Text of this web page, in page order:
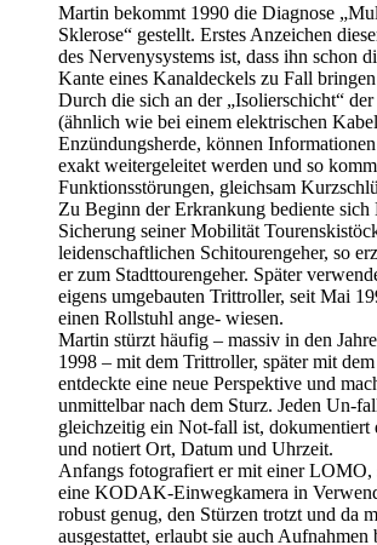
Martin bekommt 1990 die Diagnose
Sklerose“ gestellt. Erstes Anzeichen
des Nervenysystems ist, dass ihn schon
Kante eines Kanaldeckels zu Fall
Durch die sich an der „Isolierschicht“
(ähnlich wie bei einem elektrischen
Enzündungsherde, können
exakt weitergeleitet werden und so
Funktionsstörungen, gleichsam
Zu Beginn der Erkrankung bediente sich
Sicherung seiner Mobilität
leidenschaftlichen Schitourengeher, so
er zum Stadttourengeher. Später
eigens umgebauten Trittroller, seit Mai
einen Rollstuhl ange- wiesen.
Martin stürzt häufig – massiv in den
1998 – mit dem Trittroller, später mit
entdeckte eine neue Perspektive und
unmittelbar nach dem Sturz. Jeden Un-
gleichzeitig ein Not-fall ist, dokumentiert
und notiert Ort, Datum und Uhrzeit.
Anfangs fotografiert er mit einer LOMO,
eine KODAK-Einwegkamera in
robust genug, den Stürzen trotzt und da
ausgestattet, erlaubt sie auch